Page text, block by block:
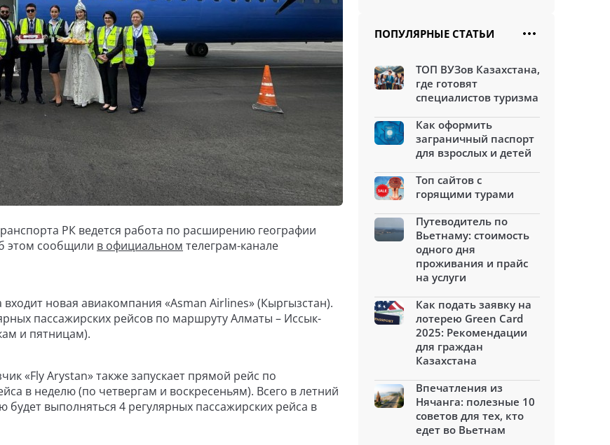
РК ведется работа по расширению географии
этом сообщили в официальном телеграм-канале
новая авиакомпания «Asman Airlines» (Кыргызстан).
пассажирских рейсов по маршруту Алматы – Иссык-
и пятницам).
«Fly Arystan» также запускает прямой рейс по
в неделю (по четвергам и воскресеньям). Всего в летний
выполняться 4 регулярных пассажирских рейса в
ПОПУЛЯРНЫЕ СТАТЬИ
ТОП ВУЗов Казахстана,
где готовят
специалистов туризма
Как оформить
заграничный паспорт
для взрослых и детей
Топ сайтов с
горящими турами
Путеводитель по
Вьетнаму: стоимость
одного дня
проживания и прайс
на услуги
Как подать заявку на
лотерею Green Card
2025: Рекомендации
для граждан
Казахстана
Впечатления из
Нячанга: полезные 10
советов для тех, кто
едет во Вьетнам